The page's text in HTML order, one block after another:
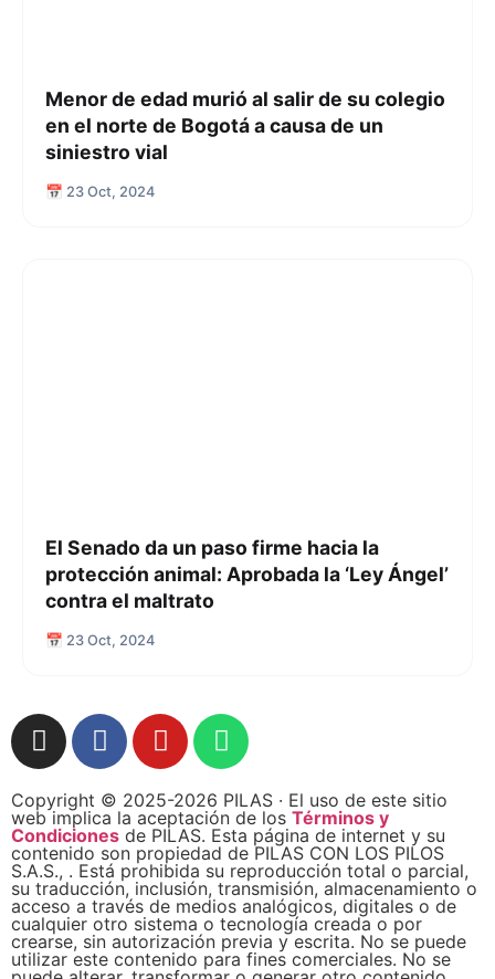
Menor de edad murió al salir de su colegio
en el norte de Bogotá a causa de un
siniestro vial
📅 23 Oct, 2024
El Senado da un paso firme hacia la
protección animal: Aprobada la ‘Ley Ángel’
contra el maltrato
📅 23 Oct, 2024
Copyright © 2025-2026 PILAS · El uso de este sitio
web implica la aceptación de los Términos y
Condiciones de PILAS. Esta página de internet y su
contenido son propiedad de PILAS CON LOS PILOS
S.A.S., . Está prohibida su reproducción total o parcial,
su traducción, inclusión, transmisión, almacenamiento o
acceso a través de medios analógicos, digitales o de
cualquier otro sistema o tecnología creada o por
crearse, sin autorización previa y escrita. No se puede
utilizar este contenido para fines comerciales. No se